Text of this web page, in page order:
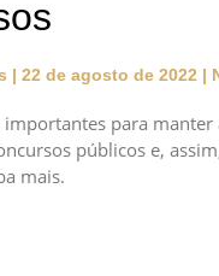
22 de agosto de 2022
importantes para manter
públicos e,
mais.